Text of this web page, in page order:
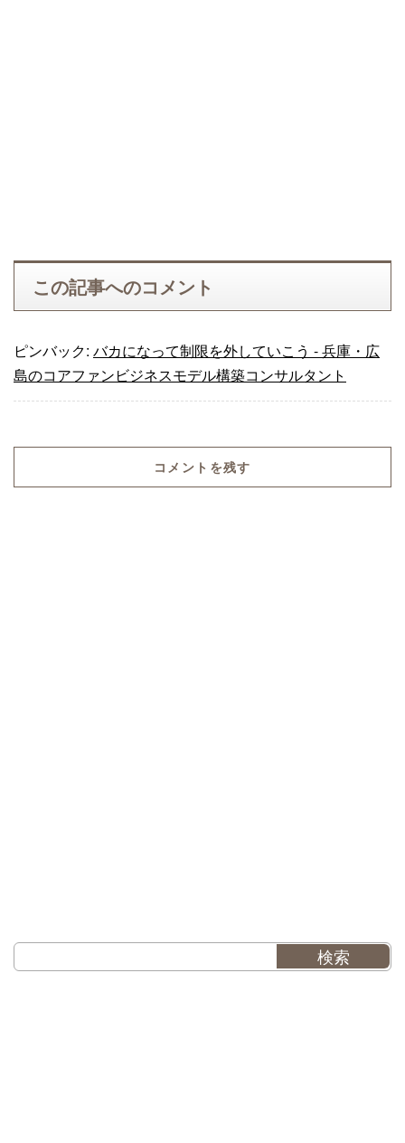
この記事へのコメント
ピンバック: バカになって制限を外していこう - 兵庫・広
島のコアファンビジネスモデル構築コンサルタント
コメントを残す